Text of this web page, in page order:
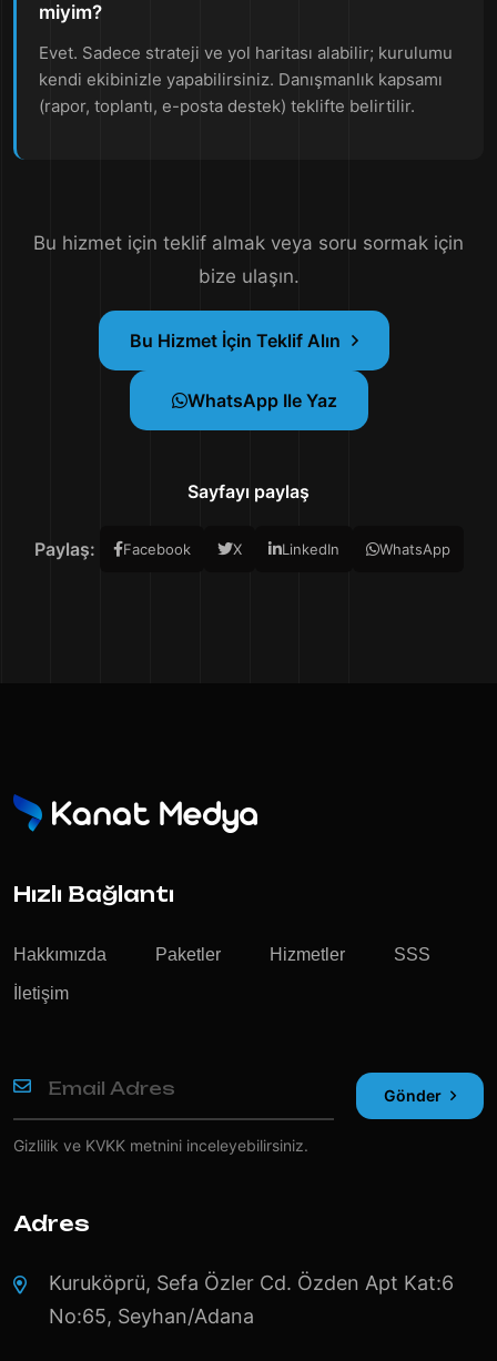
miyim?
Evet. Sadece strateji ve yol haritası alabilir; kurulumu
kendi ekibinizle yapabilirsiniz. Danışmanlık kapsamı
(rapor, toplantı, e-posta destek) teklifte belirtilir.
Bu hizmet için teklif almak veya soru sormak için
bize ulaşın.
Bu Hizmet İçin Teklif Alın
WhatsApp Ile Yaz
Sayfayı paylaş
Paylaş: Facebook X LinkedIn WhatsApp
Hızlı Bağlantı
Hakkımızda Paketler Hizmetler SSS
İletişim
Gönder
Gizlilik ve KVKK metnini inceleyebilirsiniz.
Adres
Kuruköprü, Sefa Özler Cd. Özden Apt Kat:6
No:65, Seyhan/Adana